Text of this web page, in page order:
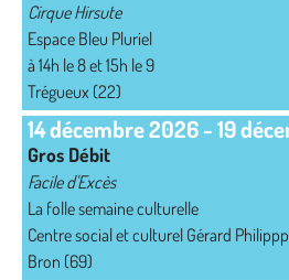
Cirque Hirsute
Espace Bleu Pluriel
à 14h le 8 et 15h le 9
Trégueux (22)
14 décembre 2026-19
Gros Débit
Facile d'Excès
La folle semaine culturelle
Centre social et culturel Gérard
Bron (69)